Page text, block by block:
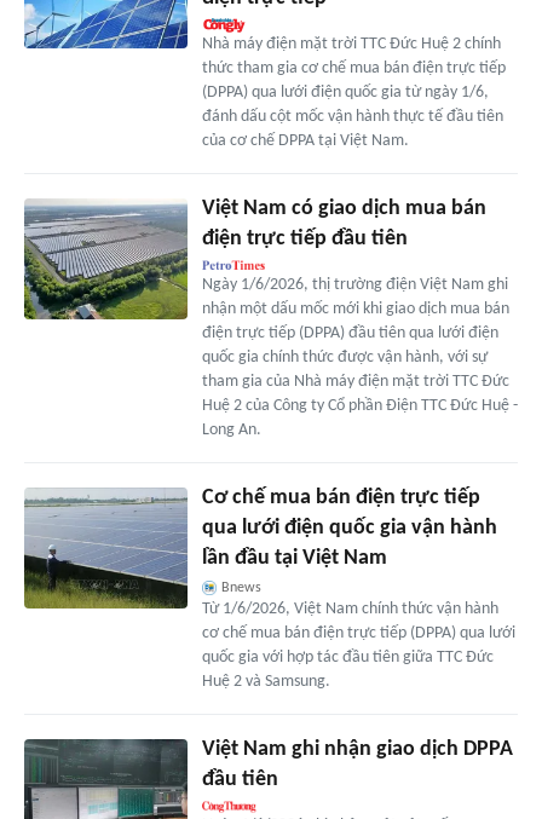
Nhà máy điện mặt trời TTC Đức Huệ 2 chính
thức tham gia cơ chế mua bán điện trực tiếp
(DPPA) qua lưới điện quốc gia từ ngày 1/6,
đánh dấu cột mốc vận hành thực tế đầu tiên
của cơ chế DPPA tại Việt Nam.
Việt Nam có giao dịch mua bán
điện trực tiếp đầu tiên
Ngày 1/6/2026, thị trường điện Việt Nam ghi
nhận một dấu mốc mới khi giao dịch mua bán
điện trực tiếp (DPPA) đầu tiên qua lưới điện
quốc gia chính thức được vận hành, với sự
tham gia của Nhà máy điện mặt trời TTC Đức
Huệ 2 của Công ty Cổ phần Điện TTC Đức Huệ -
Long An.
Cơ chế mua bán điện trực tiếp
qua lưới điện quốc gia vận hành
lần đầu tại Việt Nam
Bnews
Từ 1/6/2026, Việt Nam chính thức vận hành
cơ chế mua bán điện trực tiếp (DPPA) qua lưới
quốc gia với hợp tác đầu tiên giữa TTC Đức
Huệ 2 và Samsung.
Việt Nam ghi nhận giao dịch DPPA
đầu tiên